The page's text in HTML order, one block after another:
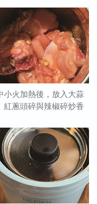
小火加熱後，放入大蒜
紅蔥頭碎與辣椒碎炒香